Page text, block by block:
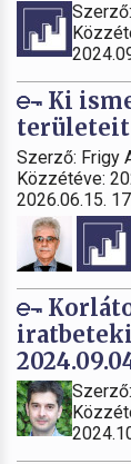
Ki
területeit
Szerző: Frigy
Közzétéve:
2026.06.15.